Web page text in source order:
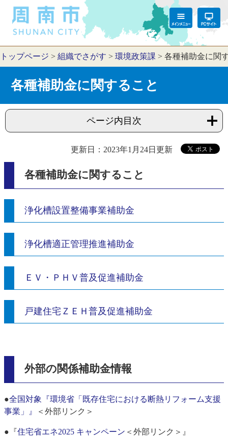
トップページ > 組織でさがす > 環境政策課 > 各種補助金に関
各種補助金に関すること
ページ内目次
更新日：2023年1月24日更新
各種補助金に関すること
浄化槽設置整備事業補助金
浄化槽適正管理推進補助金
ＥＶ・ＰＨＶ普及促進補助金
戸建住宅ＺＥＨ普及促進補助金
外部の関係補助金情報
●全国対象『環境省「既存住宅における断熱リフォーム支援
事業」』
＜外部リンク＞
●『住宅省エネ2025 キャンペーン ＜外部リンク＞ 』